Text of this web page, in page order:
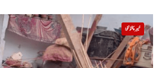
خیبر پختونخوا